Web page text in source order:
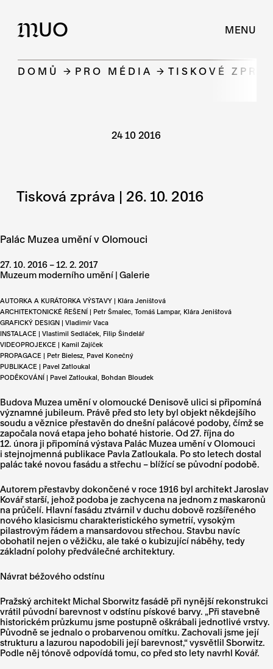
MUO MENU
DOMŮ PRO MÉDIA TISKOVÉ
24 10 2016
Tisková zpráva | 26. 10. 2016
Palác Muzea umění v Olomouci
27. 10. 2016 – 12. 2. 2017
Muzeum moderního umění | Galerie
AUTORKA A KURÁTORKA VÝSTAVY | Klára Jeništová
ARCHITEKTONICKÉ ŘEŠENÍ | Petr Šmalec, Tomáš Lampar, Klára Jeništová
GRAFICKÝ DESIGN | Vladimír Vaca
INSTALACE | Vlastimil Sedláček, Filip Šindelář
VIDEOPROJEKCE | Kamil Zajíček
PROPAGACE | Petr Bielesz, Pavel Konečný
PUBLIKACE | Pavel Zatloukal
PODĚKOVÁNÍ | Pavel Zatloukal, Bohdan Bloudek
Budova Muzea umění v olomoucké Denisově ulici si připomíná
významné jubileum. Právě před sto lety byl objekt někdejšího
soudu a věznice přestavěn do dnešní palácové podoby, čímž se
započala nová etapa jeho bohaté historie. Od 27. října do
12. února ji připomíná výstava Palác Muzea umění v Olomouci
i stejnojmenná publikace Pavla Zatloukala. Po sto letech dostal
palác také novou fasádu a střechu – blížící se původní podobě.
Autorem přestavby dokončené v roce 1916 byl architekt Jaroslav
Kovář starší, jehož podoba je zachycena na jednom z maskaronů
na průčelí. Hlavní fasádu ztvárnil v duchu dobově rozšířeného
nového klasicismu charakteristického symetrií, vysokým
pilastrovým řádem a mansardovou střechou. Stavbu navíc
obohatil nejen o věžičku, ale také o kubizující náběhy, tedy
základní polohy předválečné architektury.
Návrat béžového odstínu
Pražský architekt Michal Sborwitz fasádě při nynější rekonstrukci
vrátil původní barevnost v odstínu pískové barvy. „Při stavebně
historickém průzkumu jsme postupně oškrábali jednotlivé vrstvy.
Původně se jednalo o probarvenou omítku. Zachovali jsme její
strukturu a lazurou napodobili její barevnost,“ vysvětlil Sborwitz.
Podle něj tónově odpovídá tomu, co před sto lety navrhl Kovář.